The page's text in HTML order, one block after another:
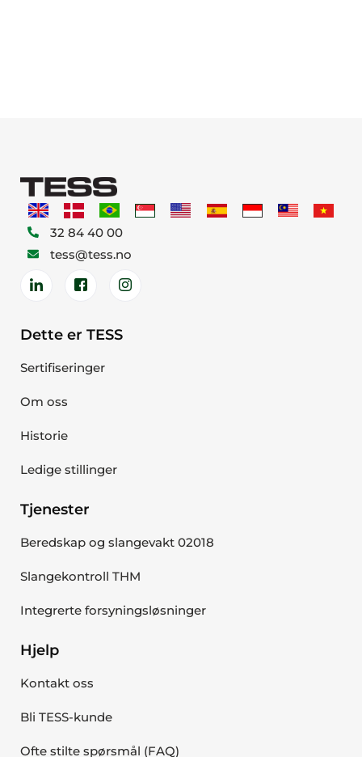
32 84 40 00
tess@tess.no
Dette er TESS
Sertifiseringer
Om oss
Historie
Ledige stillinger
Tjenester
Beredskap og slangevakt 02018
Slangekontroll THM
Integrerte forsyningsløsninger
Hjelp
Kontakt oss
Bli TESS-kunde
Ofte stilte spørsmål (FAQ)